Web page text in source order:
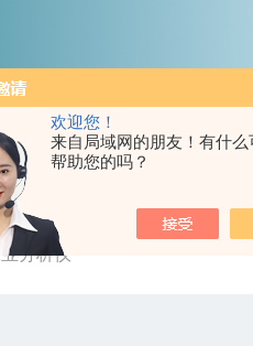
欢迎您！
来自局域网的朋友！有什么
帮助您的吗？
分析仪